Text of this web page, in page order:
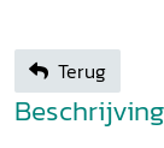
Terug
Beschrijving